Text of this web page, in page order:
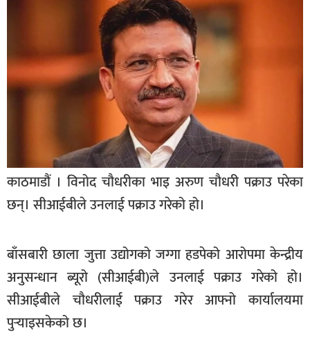
मधेश
विशेष
राजनीति
राष्ट्रिय
अन्तराष्ट्रिय
अर्थ
खेलकुद
मनोरञ्जन
काठमाडौं । विनोद चौधरीका भाइ अरुण चौधरी पक्राउ परेका
छन्। सीआईबीले उनलाई पक्राउ गरेको हो।
बाँसबारी छाला जुत्ता उद्योगको जग्गा हडपेको आरोपमा केन्द्रीय
अनुसन्धान ब्यूरो (सीआईबी)ले उनलाई पक्राउ गरेको हो।
सीआईबीले चौधरीलाई पक्राउ गरेर आफ्नो कार्यालयमा
पुर्‍याइसकेको छ।